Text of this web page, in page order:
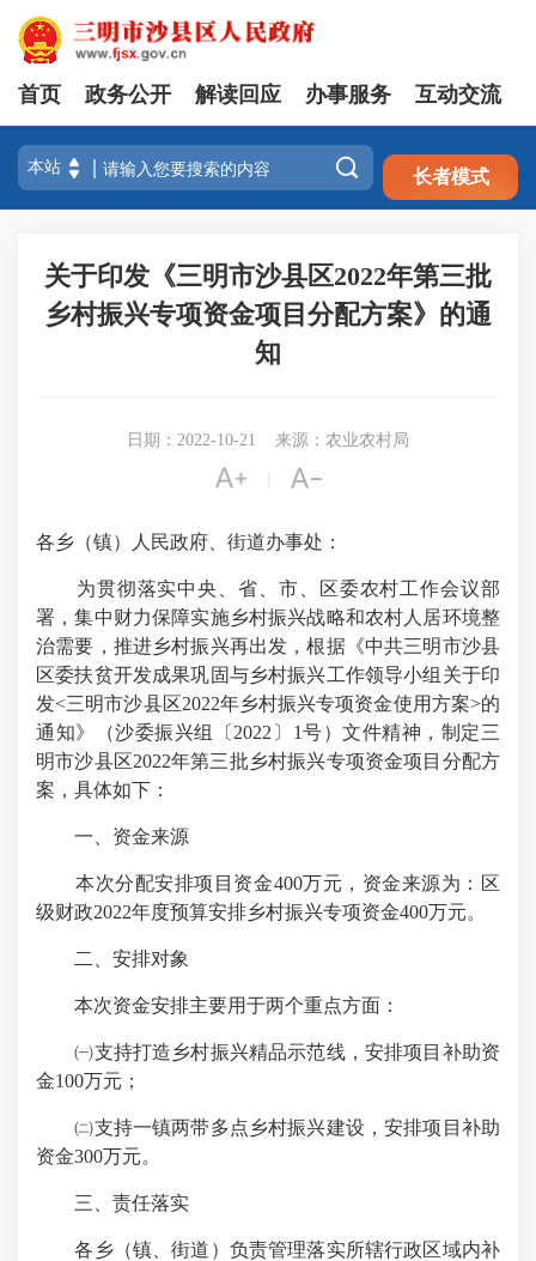
注册 登录
首页 政务公开 解读回应 办事服务 互动交流
 长者模式
关于印发《三明市沙县区2022年第三批
乡村振兴专项资金项目分配方案》的通
知
日期：2022-10-21 来源：农业农村局
 
各乡（镇）人民政府、街道办事处：
为贯彻落实中央、省、市、区委农村工作会议部
署，集中财力保障实施乡村振兴战略和农村人居环境整
治需要，推进乡村振兴再出发，根据《中共三明市沙县
区委扶贫开发成果巩固与乡村振兴工作领导小组关于印
发<三明市沙县区2022年乡村振兴专项资金使用方案>的
通知》（沙委振兴组〔2022〕1号）文件精神，制定三
明市沙县区2022年第三批乡村振兴专项资金项目分配方
案，具体如下：
一、资金来源
本次分配安排项目资金400万元，资金来源为：区
级财政2022年度预算安排乡村振兴专项资金400万元。
二、安排对象
本次资金安排主要用于两个重点方面：
㈠支持打造乡村振兴精品示范线，安排项目补助资
金100万元；
㈡支持一镇两带多点乡村振兴建设，安排项目补助
资金300万元。
三、责任落实
各乡（镇、街道）负责管理落实所辖行政区域内补